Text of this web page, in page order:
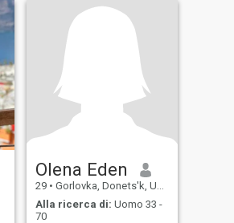
Olena Eden
29 • Gorlovka, Donets'k, Ucraina
Alla ricerca di: Uomo 33 -
70